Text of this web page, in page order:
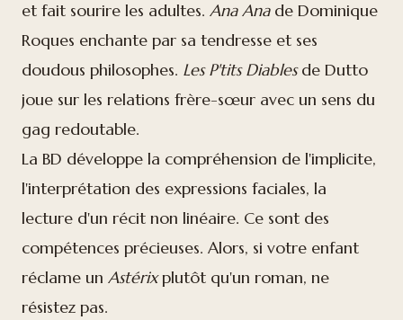
et fait sourire les adultes. Ana Anade Dominique
Roques enchante par sa tendresse et ses
doudous philosophes. Les P'tits Diablesde Dutto
joue sur les relations frère-sœur avec un sens du
gag redoutable.
La BD développe la compréhension de l'implicite,
l'interprétation des expressions faciales, la
lecture d'un récit non linéaire. Ce sont des
compétences précieuses. Alors, si votre enfant
réclame un Astérixplutôt qu'un roman, ne
résistez pas.